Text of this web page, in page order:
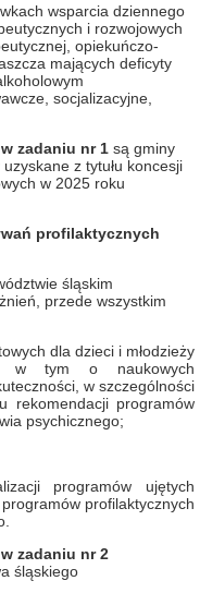
wsparcia dziennego
i rozwojowych
opiekuńczo-
mających deficyty
socjalizacyjne,
zadaniu nr 1 są gminy
z tytułu koncesji
w 2025 roku
profilaktycznych
śląskim
przede wszystkim
dla dzieci i młodzieży
w tym o naukowych
w szczególności
rekomendacji programów
psychicznego;
programów ujętych
profilaktycznych
zadaniu nr 2
śląskiego